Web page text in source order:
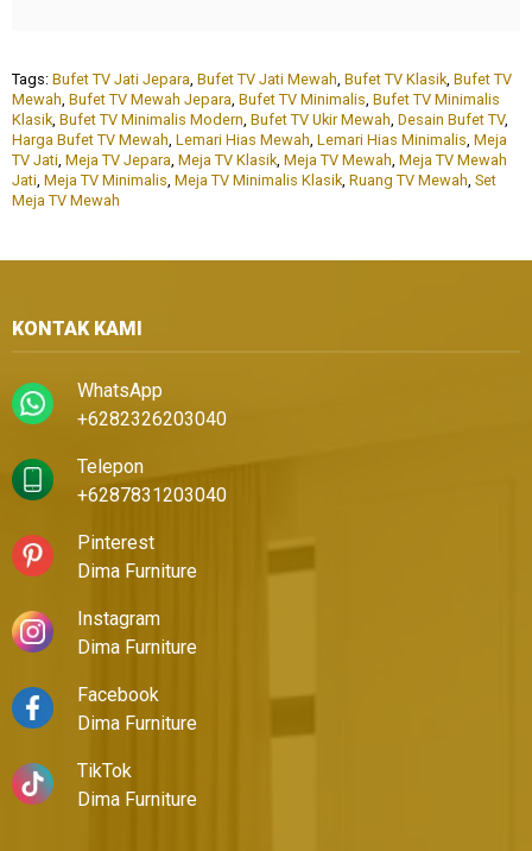
Tags: Bufet TV Jati Jepara Bufet TV Jati Mewah Bufet TV Klasik Bufet TV
Mewah Bufet TV Mewah Jepara Bufet TV Minimalis Bufet TV Minimalis
Klasik Bufet TV Minimalis Modern Bufet TV Ukir Mewah Desain Bufet TV,
Harga Bufet TV Mewah Lemari Hias Mewah Lemari Hias Minimalis Meja
TV Jati Meja TV Jepara Meja TV Klasik Meja TV Mewah Meja TV Mewah
Jati Meja TV Minimalis Meja TV Minimalis Klasik Ruang TV Mewah Set
Meja TV Mewah
KONTAK KAMI
WhatsApp
+6282326203040
Telepon
+6287831203040
Pinterest
Dima Furniture
Instagram
Dima Furniture
Facebook
Dima Furniture
TikTok
Dima Furniture